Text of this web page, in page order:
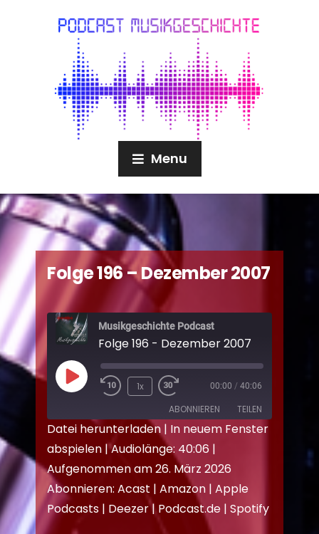
Menu
Folge 196 – Dezember 2007
Musikgeschichte Podcast
Folge 196 - Dezember 2007
1x 00:00 / 40:06
ABONNIEREN TEILEN
Acast Amazon
Apple Podcasts Deezer
Podcast.de Spotify
RSS FEED
TEILEN
LINK
EMBED
Datei herunterladen | In neuem Fenster
abspielen |Audiolänge: 40:06 |
Aufgenommen am 26. März 2026
Abonnieren: Acast | Amazon | Apple
Podcasts | Deezer|Podcast.de | Spotify